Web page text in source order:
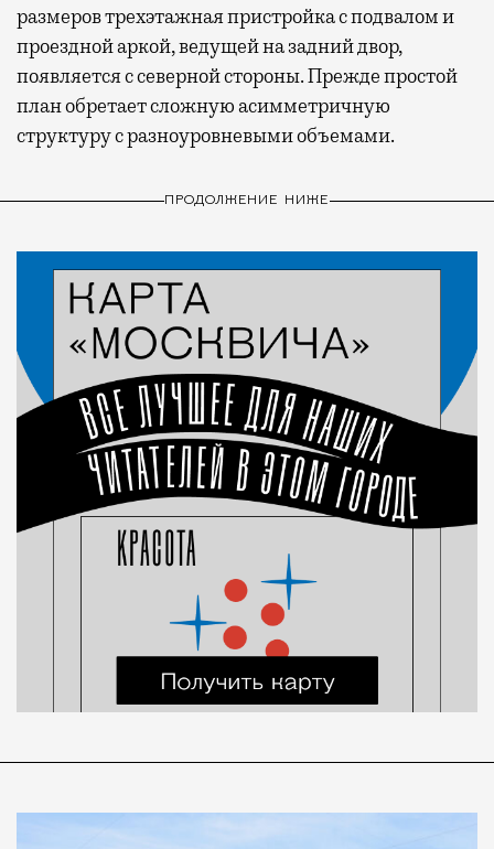
размеров трехэтажная пристройка с подвалом и
проездной аркой, ведущей на задний двор,
появляется с северной стороны. Прежде простой
план обретает сложную асимметричную
структуру с разноуровневыми объемами.
ПРОДОЛЖЕНИЕ НИЖЕ